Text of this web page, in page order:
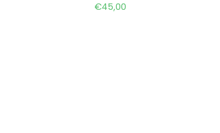
€45,00